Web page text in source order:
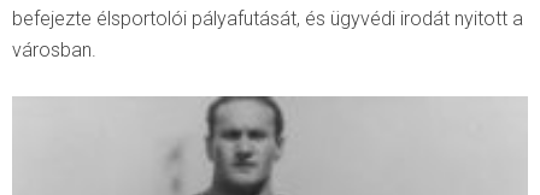
befejezte élsportolói pályafutását, és ügyvédi irodát nyitott a
városban.